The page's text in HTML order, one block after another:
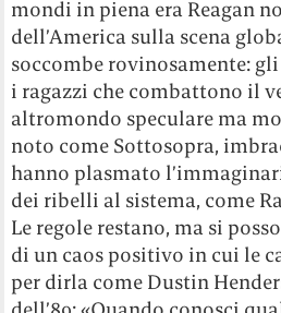
mondi in piena era Reagan
dell’America sulla scena
soccombe rovinosamente:
i ragazzi che combattono il
altromondo speculare ma
noto come Sottosopra,
hanno plasmato
dei ribelli al sistema, come
Le regole restano, ma si
di un caos positivo in cui le
per dirla come Dustin